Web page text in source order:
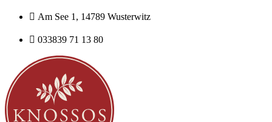
 Am See 1, 14789 Wusterwitz
 033839 71 13 80